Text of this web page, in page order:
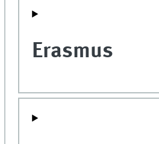
Erasmus